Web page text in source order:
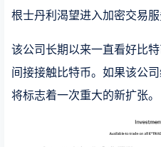
根士丹利渴望进入加密交易服
该公司长期以来一直看好比
间接接触比特币。如果该公
将标志着一次重大的新扩张。